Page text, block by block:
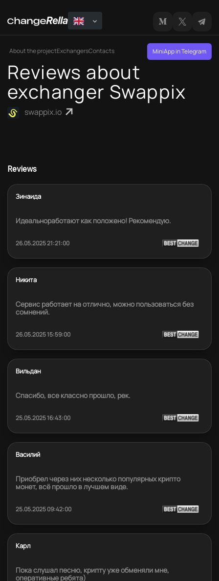
About the projectExchangersContacts MiniApp in Telegram
Reviews about
exchanger Swappix
swappix.io
Reviews
Зинаида
Идеальноработают как положено! Рекомендую.
26.05.2025 21:21:00
Никита
Сервис работает на отлично, можно пользоваться без
сомнений.
26.05.2025 15:59:00
Вильдан
Спасибо, все классно прошло, рек.
25.05.2025 16:43:00
Василий
Приобрел через них несколько популярных крипто
монет, всё прошло в лучшем виде.
25.05.2025 09:42:00
Карл
Пока слушал песню, крипту уже обменяли мне,
оперативные ребята)